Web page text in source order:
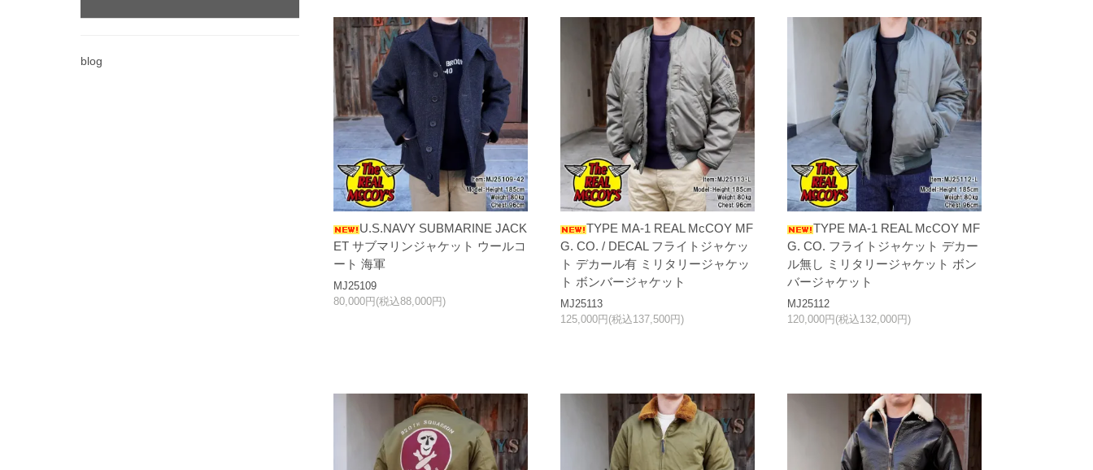
U.S.NAVY SUBMARINE JACK
ET サブマリンジャケット ウールコ
ート 海軍
MJ25109
80,000円(税込88,000円)
TYPE MA-1 REAL McCOY MF
G. CO. / DECAL フライトジャケッ
ト デカール有 ミリタリージャケッ
ト ボンバージャケット
MJ25113
125,000円(税込137,500円)
TYPE MA-1 REAL McCOY MF
G. CO. フライトジャケット デカー
ル無し ミリタリージャケット ボン
バージャケット
MJ25112
120,000円(税込132,000円)
blog